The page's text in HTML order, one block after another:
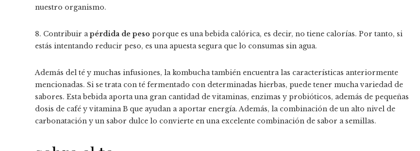
nuestro organismo.
8. Contribuir apérdida de peso porque es una bebida calórica, es decir, no tiene calorías. Por tanto, si
estás intentando reducir peso, es una apuesta segura que lo consumas sin agua.
Además del té y muchas infusiones, la kombucha también encuentra las características anteriormente
mencionadas. Si se trata con té fermentado con determinadas hierbas, puede tener mucha variedad de
sabores. Esta bebida aporta una gran cantidad de vitaminas, enzimas y probióticos, además de pequeñas
dosis de café y vitamina B que ayudan a aportar energía. Además, la combinación de un alto nivel de
carbonatación y un sabor dulce lo convierte en una excelente combinación de sabor a semillas.